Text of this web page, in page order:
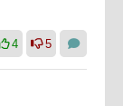
4 5